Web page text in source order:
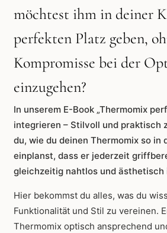
möchtest ihm in deiner
perfekten Platz geben,
Kompromisse bei der
einzugehen?
In unserem E-Book „Thermomix
integrieren – Stilvoll und praktisch
du, wie du deinen Thermomix so in
einplanst, dass er jederzeit
gleichzeitig nahtlos und ästhetisch
Hier bekommst du alles, was du
Funktionalität und Stil zu vereinen.
Thermomix optisch ansprechend